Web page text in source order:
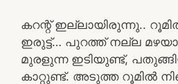
കറന്റ്‌ ഇല്ലായിരുന്നു..
ഇരുട്ട്… പുറത്ത് നല്ല
മുരളുന്ന ഇടിയുണ്ട്,
കാറ്റുണ്ട്. അടുത്ത റൂമിൽ